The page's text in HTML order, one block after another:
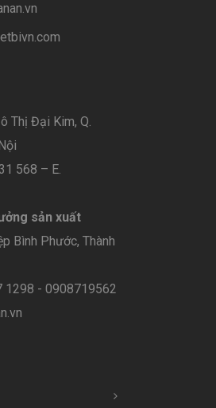
Thị Đại Kim, Q.
568 – E.
sản xuất
Bình Phước, Thành
1298 - 0908719562